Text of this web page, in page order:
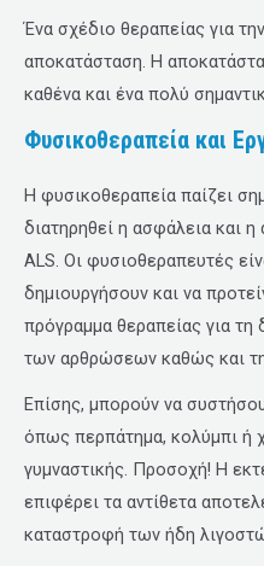
Ένα σχέδιο θεραπείας για
αποκατάσταση. Η
καθένα και ένα πολύ
Φυσικοθεραπεία και
Η φυσικοθεραπεία παίζει
διατηρηθεί η ασφάλεια και
ALS. Οι φυσιοθεραπευτές
δημιουργήσουν και να
πρόγραμμα θεραπείας για τη
των αρθρώσεων καθώς και
Επίσης, μπορούν να
όπως περπάτημα, κολύμπι ή
γυμναστικής. Προσοχή! Η
επιφέρει τα αντίθετα
καταστροφή των ήδη